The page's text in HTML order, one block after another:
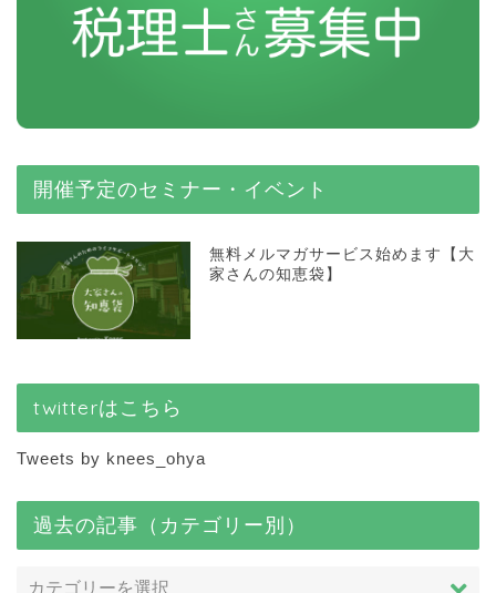
開催予定のセミナー・イベント
無料メルマガサービス始めます【大
家さんの知恵袋】
twitterはこちら
Tweets by knees_ohya
過去の記事（カテゴリー別）